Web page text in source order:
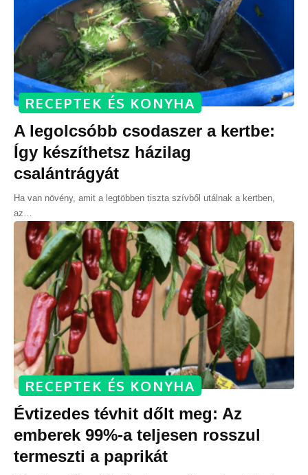
RECEPTEK ÉS KONYHA
A legolcsóbb csodaszer a kertbe:
Így készíthetsz házilag
csalántrágyát
Ha van növény, amit a legtöbben tiszta szívből utálnak a kertben,
az…
RECEPTEK ÉS KONYHA
Évtizedes tévhit dőlt meg: Az
emberek 99%-a teljesen rosszul
termeszti a paprikát